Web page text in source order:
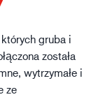
gruba i
została
wytrzymałe i
ze